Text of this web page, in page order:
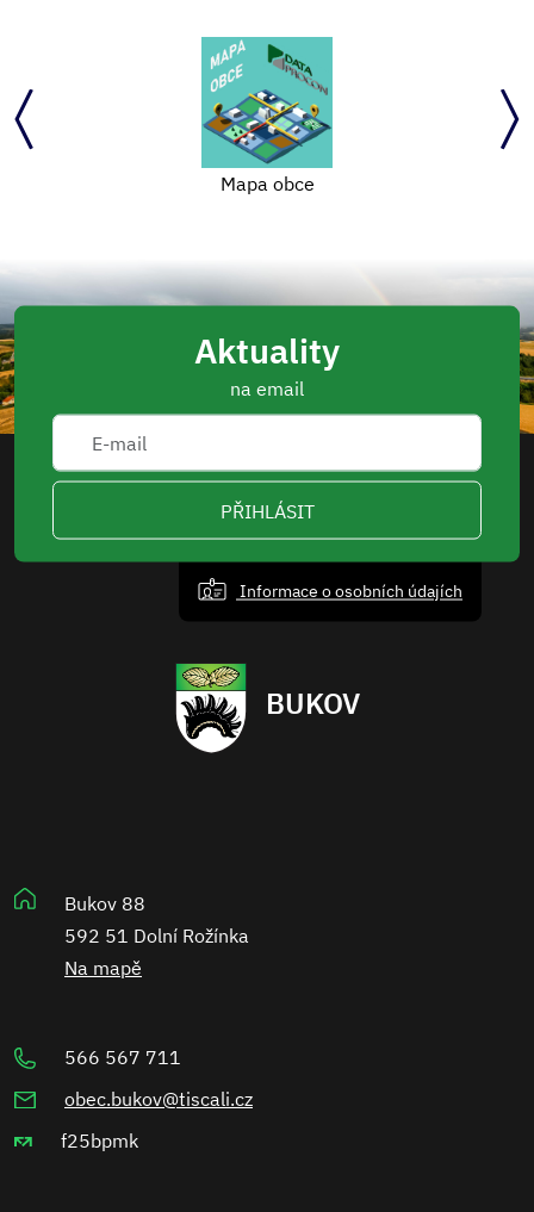
Mapa obce
Aktuality
na email
PŘIHLÁSIT
Informace o osobních údajích
BUKOV
Bukov 88
592 51 Dolní Rožínka
Na mapě
566 567 711
obec.bukov@tiscali.cz
f25bpmk